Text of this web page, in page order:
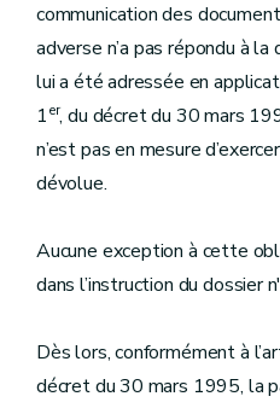
communication des
adverse n’a pas répondu à la
lui a été adressée en
1er, du décret du 30 mars
n’est pas en mesure
dévolue.
Aucune exception à cette
dans l’instruction du dossier
Dès lors, conformément à
décret du 30 mars 1995, la